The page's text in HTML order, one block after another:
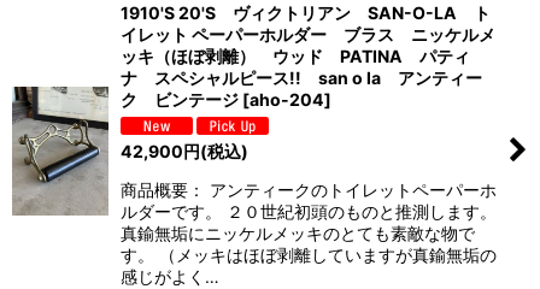
1910'S 20'S ヴィクトリアン SAN-O-LA ト
イレット ペーパーホルダー ブラス ニッケルメ
ッキ（ほぼ剥離） ウッド PATINA パティ
ナ スペシャルピース!! san o la アンティー
ク ビンテージ [aho-204]
42,900円(税込)
商品概要： アンティークのトイレットペーパーホ
ルダーです。 ２０世紀初頭のものと推測します。
真鍮無垢にニッケルメッキのとても素敵な物で
す。 （メッキはほぼ剥離していますが真鍮無垢の
感じがよく…